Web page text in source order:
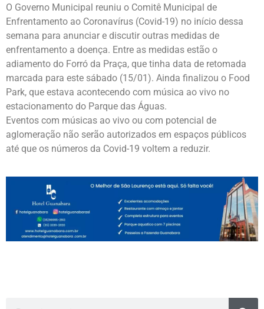
O Governo Municipal reuniu o Comitê Municipal de
Enfrentamento ao Coronavírus (Covid-19) no início dessa
semana para anunciar e discutir outras medidas de
enfrentamento a doença. Entre as medidas estão o
adiamento do Forró da Praça, que tinha data de retomada
marcada para este sábado (15/01). Ainda finalizou o Food
Park, que estava acontecendo com música ao vivo no
estacionamento do Parque das Águas.
Eventos com músicas ao vivo ou com potencial de
aglomeração não serão autorizados em espaços públicos
até que os números da Covid-19 voltem a reduzir.